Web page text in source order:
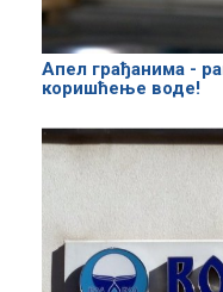
Апел грађанима -
коришћење воде!